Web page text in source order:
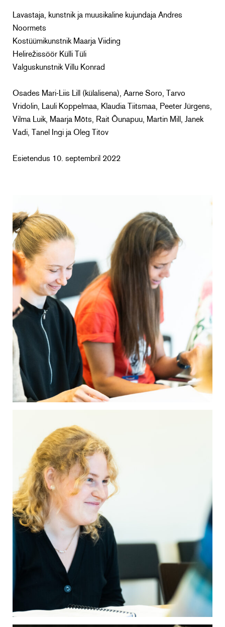
Lavastaja, kunstnik ja muusikaline kujundaja Andres
Noormets
Kostüümikunstnik Maarja Viiding
Helirežissöör Külli Tüli
Valguskunstnik Villu Konrad
Osades Mari-Liis Lill (külalisena), Aarne Soro, Tarvo
Vridolin, Lauli Koppelmaa, Klaudia Tiitsmaa, Peeter Jürgens,
Vilma Luik, Maarja Mõts, Rait Õunapuu, Martin Mill, Janek
Vadi, Tanel Ingi ja Oleg Titov
Esietendus 10. septembril 2022